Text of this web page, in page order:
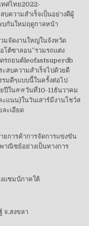
ทศไทย2022-
ความสำเร็จเป็นอย่างดีผู้
บกันใหม่ฤดูกาลหน้า
มจัดงานใหญ่ในจังหวัด
โต้ซาลอน”รวมรถแต่ง
ดรถยนต์leofastsuperdb
สบความสำเร็จไปด้วยดี
มดีๆแบบนี้ในครั้งต่อไป
ปีใน##วันที่10-11ธันวาคม
แนน)ในวันเสาร์มีงานโชว์ส
ะเอียด
ยการค้าการจัดการแข่งขัน
าณิชย์อย่างเป็นทางการ
แชมป์ภาคใต้
จ.สงขลา